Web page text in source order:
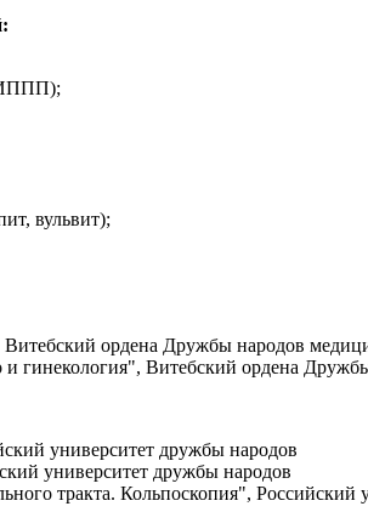
вульвит);
ордена Дружбы народов
гинекология", Витебский ордена
университет дружбы народов
университет дружбы народов
тракта. Кольпоскопия",